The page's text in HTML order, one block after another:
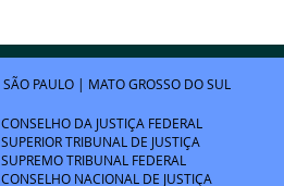
SÃO PAULO | MATO GROSSO DO SUL
CONSELHO DA JUSTIÇA FEDERAL
SUPERIOR TRIBUNAL DE JUSTIÇA
SUPREMO TRIBUNAL FEDERAL
CONSELHO NACIONAL DE JUSTIÇA